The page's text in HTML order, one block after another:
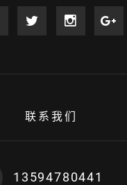
联系我们
13594780441